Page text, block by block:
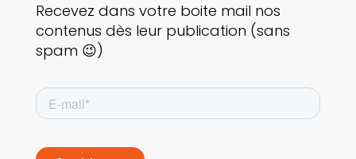
Recevez dans votre boite mail nos
contenus dès leur publication (sans
spam 😉)